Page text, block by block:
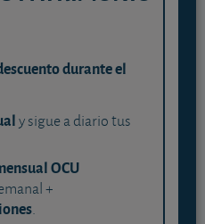
durante el
y sigue a diario tus
OCU
+
.